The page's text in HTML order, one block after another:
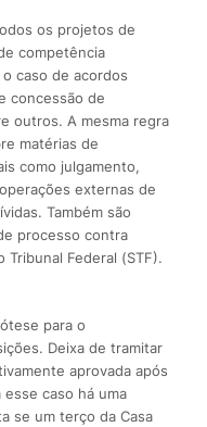
os projetos de
competência
caso de acordos
concessão de
outros. A mesma regra
matérias de
como julgamento,
externas de
Também são
processo contra
Tribunal Federal (STF).
para o
Deixa de tramitar
aprovada após
caso há uma
se um terço da Casa